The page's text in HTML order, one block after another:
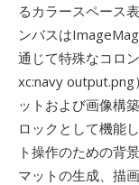
るカラースペース
ンバスは
通じて特殊なコロ
xc:navy output.png
ットおよび画像構
ロックとして機能
ト操作のための背
マットの生成、描